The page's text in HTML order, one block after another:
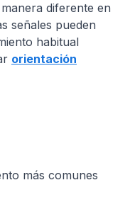
diferente en
señales pueden
habitual
orientación
más comunes